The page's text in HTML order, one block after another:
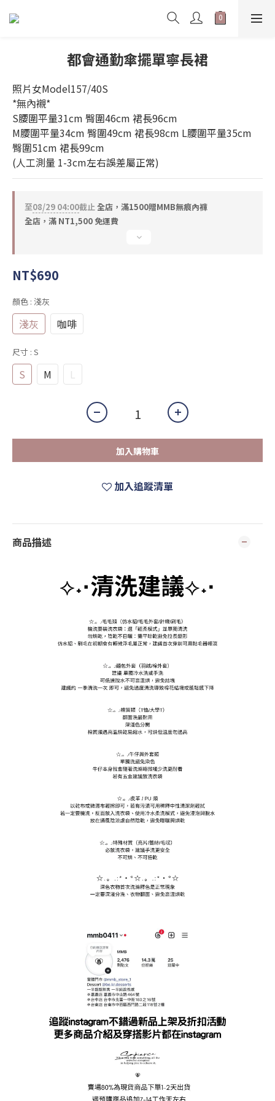
都會通勤傘擺單寧長裙
照片女Model157/40S
*無內襯*
S腰圍平量31cm 臀圍46cm 裙長96cm
M腰圍平量34cm 臀圍49cm 裙長98cm L腰圍平量35cm
臀圍51cm 裙長99cm
(人工測量 1-3cm左右誤差屬正常)
至08/29 04:00截止全店，滿1500贈MMB無痕內褲
全店，滿 NT1,500 免運費
NT$690
顏色 : 淺灰
淺灰 咖啡
尺寸 : S
S M L
加入購物車
加入追蹤清單
商品描述